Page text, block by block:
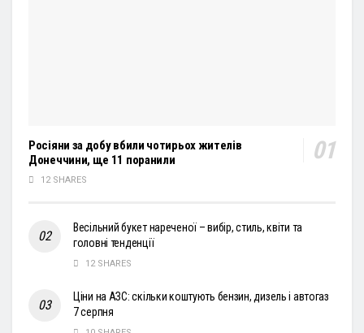
Росіяни за добу вбили чотирьох жителів
Донеччини, ще 11 поранили
12 SHARES
Весільний букет нареченої – вибір, стиль, квіти та
головні тенденції
12 SHARES
Ціни на АЗС: скільки коштують бензин, дизель і автогаз
7 серпня